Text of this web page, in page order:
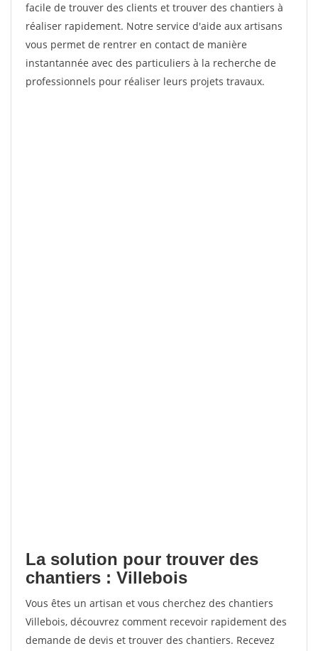
facile de trouver des clients et trouver des chantiers à
réaliser rapidement. Notre service d'aide aux artisans
vous permet de rentrer en contact de manière
instantannée avec des particuliers à la recherche de
professionnels pour réaliser leurs projets travaux.
La solution pour trouver des
chantiers : Villebois
Vous êtes un artisan et vous cherchez des chantiers
Villebois, découvrez comment recevoir rapidement des
demande de devis et trouver des chantiers. Recevez